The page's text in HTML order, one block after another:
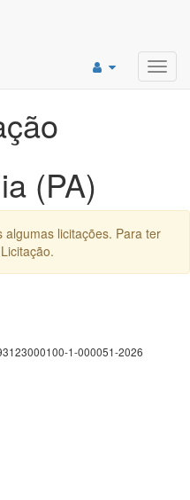
(PA)
licitações. Para ter
1-000051-2026